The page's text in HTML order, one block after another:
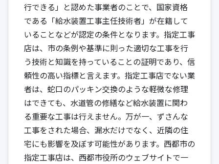
行できる」と認めた事業者のことで、国家資格
である「給水装置工事主任技術者」が在籍して
いることなどが認定の条件となります。指定工事
店は、市の条例や基準に則った適切な工事を行
う技術と知識を持っていることの証明であり、信
頼性の高い指標と言えます。指定工事店でない業
者は、蛇口のパッキン交換のような軽微な修理
はできても、水道管の修繕など給水装置に関わ
る重要な工事は行えません。万が一、ずさんな
工事をされた場合、漏水だけでなく、近隣の住
宅にも影響を及ぼす可能性があります。西都市の
指定工事店は、西都市役所のウェブサイトで一